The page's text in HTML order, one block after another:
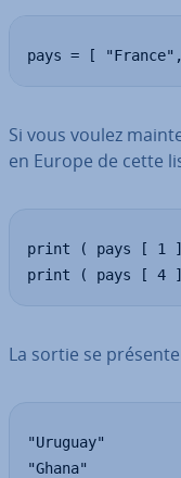
pays = [
Si vous voulez
en Europe de cette
print ( pays [ 1
print ( pays [ 4
La sortie se
"Uruguay"
"Ghana"